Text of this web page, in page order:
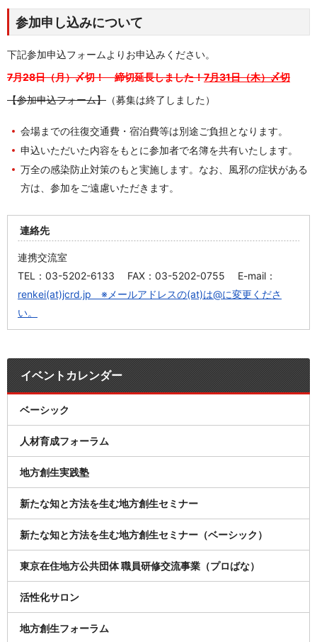
参加申し込みについて
下記参加申込フォームよりお申込みください。
7月28日（月）〆切！締切延長しました！7月31日（木）〆切
【参加申込フォーム】 （募集は終了しました）
会場までの往復交通費・宿泊費等は別途ご負担となり ます。
申込いただいた内容をもとに参加者で名簿を共有いたします。
万全の感染防止対策のもと実施します。なお、風邪の症状がある
方は、参加をご遠慮いただきます。
連絡先
連携交流室
TEL：03-5202-6133 FAX：03-5202-0755 E-mail：
renkei(at)jcrd.jp ※メールアドレスの(at)は@に変更くださ
い。
イベントカレンダー
ベーシック
人材育成フォーラム
地方創生実践塾
新たな知と方法を生む地方創生セミナー
新たな知と方法を生む地方創生セミナー（ベーシック）
東京在住地方公共団体 職員研修交流事業（プロばな）
活性化サロン
地方創生フォーラム